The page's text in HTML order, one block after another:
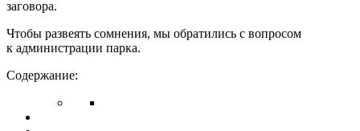
заговора.
Чтобы развеять сомнения, мы обратились с вопросом
к администрации парка.
Содержание: